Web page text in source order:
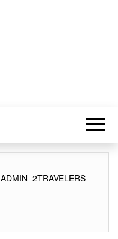
ADMIN_2TRAVELERS